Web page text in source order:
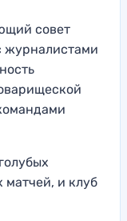
совет
журналистами
матчей, и клуб